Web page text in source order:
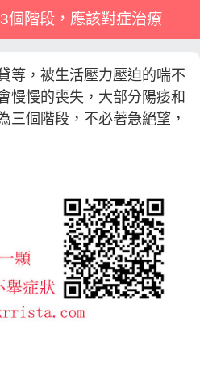
個階段，應該對症治療
等，被生活壓力壓迫的喘不
慢慢的喪失，大部分陽痿和
三個階段，不必著急絕望，